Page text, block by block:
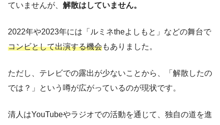
ていませんが、 解散はしていません。
2022年や2023年には「ルミネtheよしもと」などの舞台で
コンビとして出演する機会もありました。
ただし、テレビでの露出が少ないことから、「解散したの
では？」という噂が広がっているのが現状です。
清人はYouTubeやラジオでの活動を通じて、独自の道を進